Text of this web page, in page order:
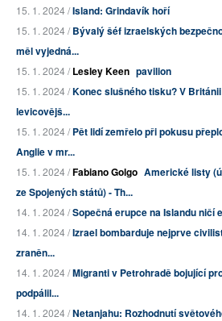
15. 1. 2024 /Island: Grindavík hoří
15. 1. 2024 /Bývalý šéf izraelských
měl vyjedná...
15. 1. 2024 /Lesley Keen pavilion
15. 1. 2024 /Konec slušného tisku? V
levicovějš...
15. 1. 2024 /Pět lidí zemřelo při pokusu
Anglie v mr...
15. 1. 2024 /Fabiano Golgo Americké listy
ze Spojených států) - Th...
14. 1. 2024 /Sopečná erupce na Islandu ničí
14. 1. 2024 /Izrael bombarduje nejprve
zraněn...
14. 1. 2024 /Migranti v Petrohradě bojující
podpálil...
14. 1. 2024 /Netanjahu: Rozhodnutí